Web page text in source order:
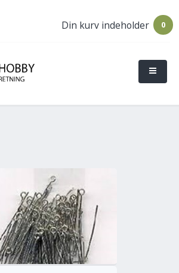
0
Din kurv indeholder
Mere